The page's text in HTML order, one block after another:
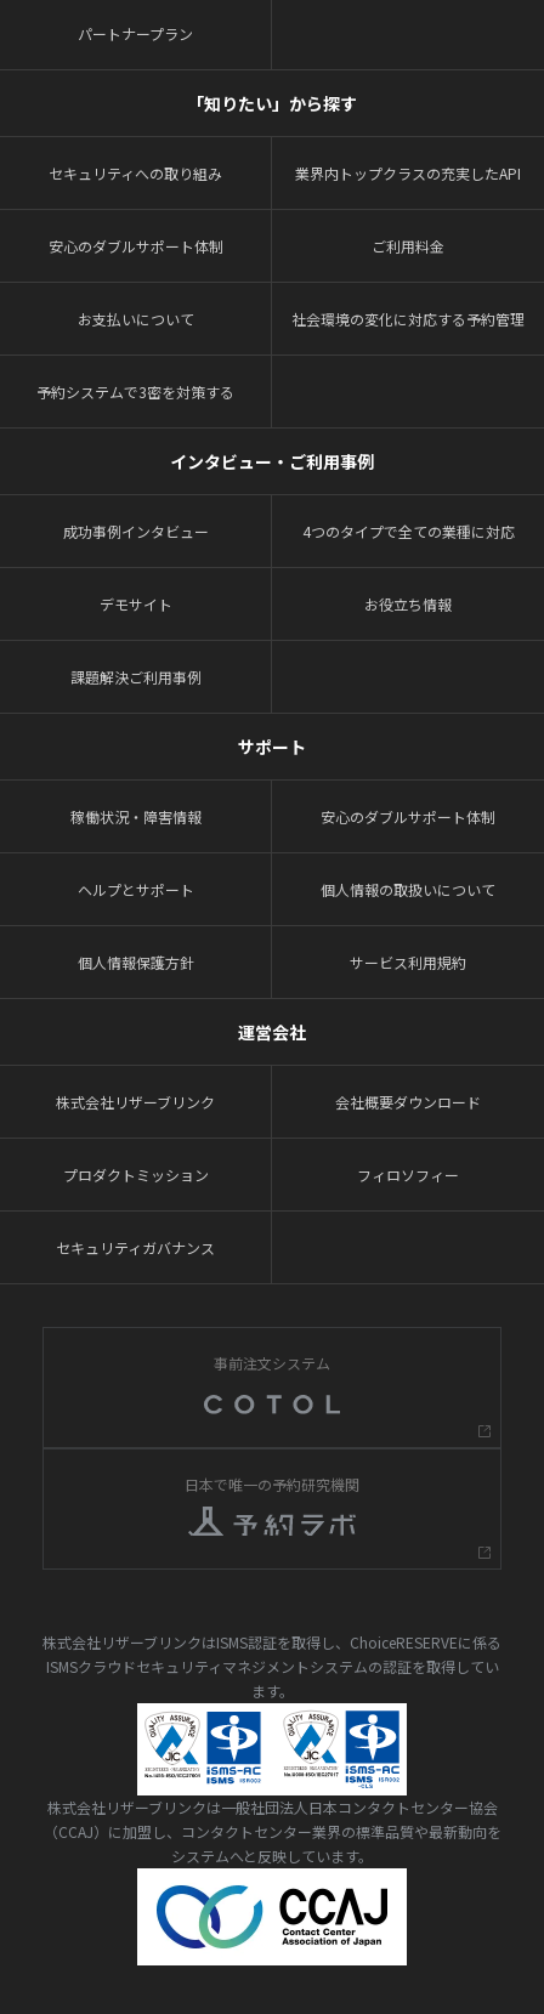
パートナープラン
「知りたい」から探す
セキュリティへの取り組み 業界内トップクラスの充実したAPI
安心のダブルサポート体制 ご利用料金
お支払いについて 社会環境の変化に対応する予約管理
予約システムで3密を対策する
インタビュー・ご利用事例
成功事例インタビュー 4つのタイプで全ての業種に対応
デモサイト お役立ち情報
課題解決ご利用事例
サポート
稼働状況・障害情報 安心のダブルサポート体制
ヘルプとサポート 個人情報の取扱いについて
個人情報保護方針 サービス利用規約
運営会社
株式会社リザーブリンク 会社概要ダウンロード
プロダクトミッション フィロソフィー
セキュリティガバナンス
事前注文システム
日本で唯一の予約研究機関
株式会社リザーブリンクはISMS認証を取得し、ChoiceRESERVEに係る
ISMSクラウドセキュリティマネジメントシステムの認証を取得してい
ます。
株式会社リザーブリンクは一般社団法人日本コンタクトセンター協会
（CCAJ）に加盟し、コンタクトセンター業界の標準品質や最新動向を
システムへと反映しています。